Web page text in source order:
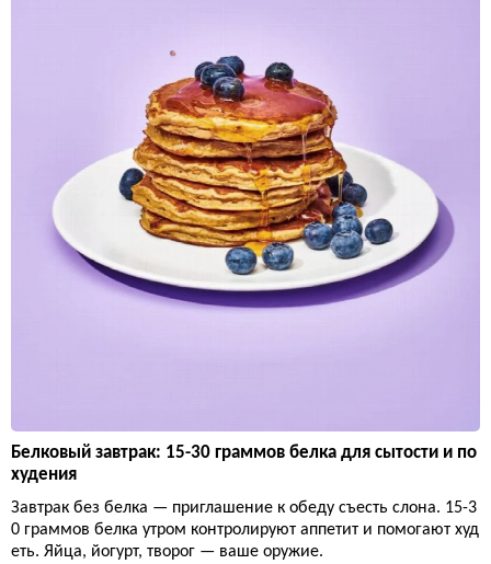
Белковый завтрак: 15-30 граммов белка для сытости и по
худения
Завтрак без белка — приглашение к обеду съесть слона. 15-3
0 граммов белка утром контролируют аппетит и помогают худ
еть. Яйца, йогурт, творог — ваше оружие.